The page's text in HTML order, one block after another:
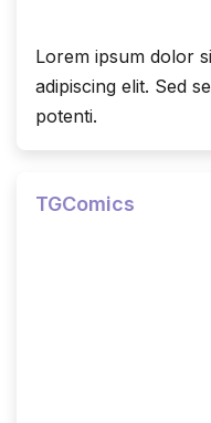
Lorem ipsum dolor
adipiscing elit. Sed
potenti.
TGComics